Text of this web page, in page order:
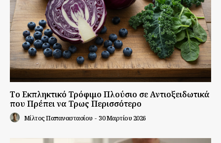
Το Εκπληκτικό Τρόφιμο Πλούσιο σε Αντιοξειδωτικά
που Πρέπει να Τρως Περισσότερο
Μίλτος Παπαναστασίου - 30 Μαρτίου 2026